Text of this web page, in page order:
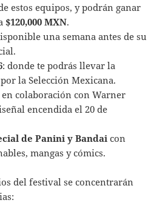
estos equipos, y podrán ganar
$120,000 MXN.
una semana antes de su
: donde te podrás llevar la
la Selección Mexicana.
en colaboración con Warner
encendida el 20 de
de Panini y Bandai con
mangas y cómics.
del festival se concentrarán